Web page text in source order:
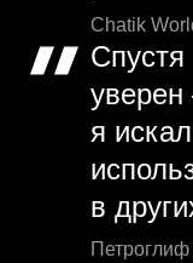
Chatik
я
в
Петроглиф